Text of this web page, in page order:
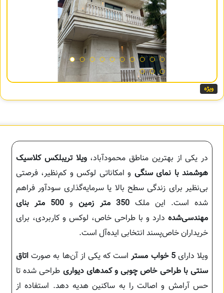
ویژه
ویلا تریبلکس کلاسیک
هوشمند با نمای سنگی و امکاناتی لوکس و کم‌نظیر، فرصتی
بی‌نظیر برای زندگی سطح بالا یا سرمایه‌گذاری سودآور فراهم
شده است. این ملک350 متر زمین و
500 متر بنای
مهندسی‌شده دارد و با طراحی خاص، لوکس و کاربردی، برای
خریداران خاص‌پسند انتخابی ایده‌آل است.
ویلا دارای5 خواب مستر است که یکی از آن‌ها به صورت اتاق
سنتی با طراحی خاص چوبی و کمدهای دیواری طراحی شده تا
حس آرامش و اصالت را به ساکنین هدیه دهد. استفاده از